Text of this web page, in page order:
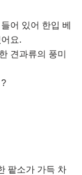
어 있어 한입 베
요.
견과류의 풍미
팥소가 가득 차